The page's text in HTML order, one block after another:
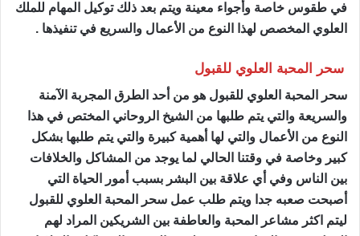
في طقوس خاصة وأجواء معينة ويتم بعد ذلك توكيل المهام للملك
العلوي المخصص لهذا النوع من الأعمال والسريع في تنفيذها .
سحر المحبة العلوي للقبول
سحر المحبة العلوي للقبول هو من أحد الطرق المجربة الآمنة
والسريعة والتي يتم طلبها من الشيخ الروحاني المختص في هذا
النوع من الأعمال والتي لها أهمية كبيرة والتي يتم طلبها بشكل
كبير وخاصة في وقتنا الحالي لما يوجد من المشاكل والخلافات
بين الناس وفي أي علاقة بين البشر بسبب أمور الحياة التي
أصبحت صعبه جدا ويتم طلب عمل سحر المحبة العلوي للقبول
ليتم اكثر مشاعر المحبة والعاطفة بين الشريكين المراد لهم